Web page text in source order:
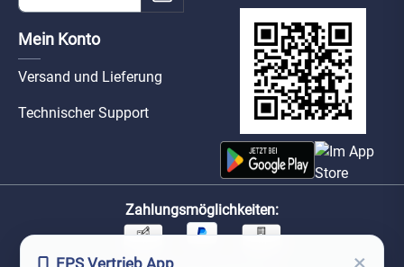
Mein Konto
Versand und Lieferung
Technischer Support
Zahlungsmöglichkeiten:
EPS Vertrieb App